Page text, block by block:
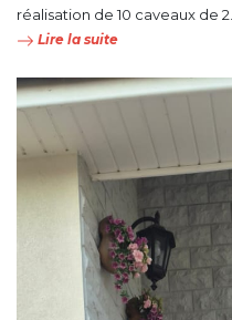
réalisation de 10 caveaux de 2...
Lire la suite